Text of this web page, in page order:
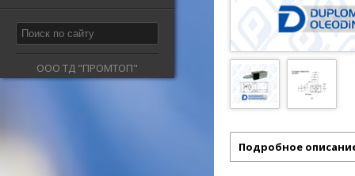
ООО ТД "ПРОМТОП"
Подробное